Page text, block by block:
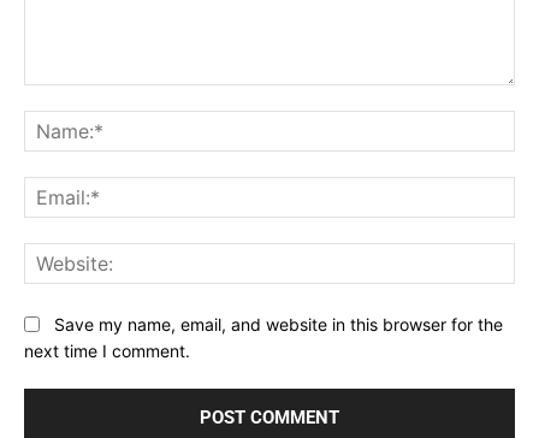
Save my name, email, and website in this browser for the
next time I comment.